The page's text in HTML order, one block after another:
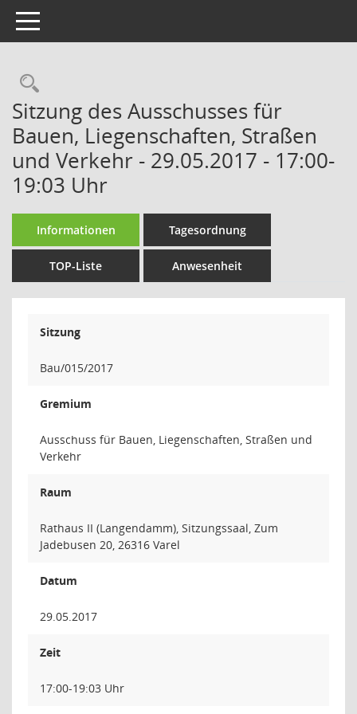
Toggle navigation
Rechercheauswahl
Sitzung des Ausschusses für
Bauen, Liegenschaften, Straßen
und Verkehr - 29.05.2017 - 17:00-
19:03 Uhr
Informationen Tagesordnung
TOP-Liste Anwesenheit
Sitzung
Bau/015/2017
Gremium
Ausschuss für Bauen, Liegenschaften, Straßen und
Verkehr
Raum
Rathaus II (Langendamm), Sitzungssaal, Zum
Jadebusen 20, 26316 Varel
Datum
29.05.2017
Zeit
17:00-19:03 Uhr